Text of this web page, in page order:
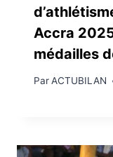
Accra
médailles
ParACTUBILAN